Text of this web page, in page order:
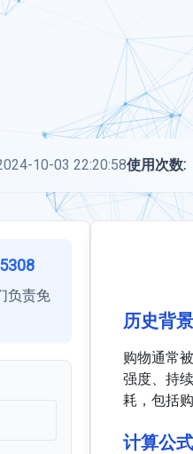
10-03 22:20:58使用次数:
负责免
历史背景
购物通常
强度、持
耗，包括购
计算公式